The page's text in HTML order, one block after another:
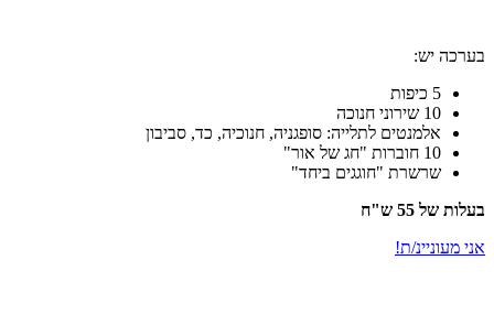
בערכה יש:
5 כיפות
10 שירוני חנוכה
אלמנטים לתלייה: סופגניה, חנוכיה, כד, סביבון
10 חוברות "חג של אור"
שרשרת "חוגגים ביחד"
בעלות של 55 ש"ח
אני מעוניינ/ת!